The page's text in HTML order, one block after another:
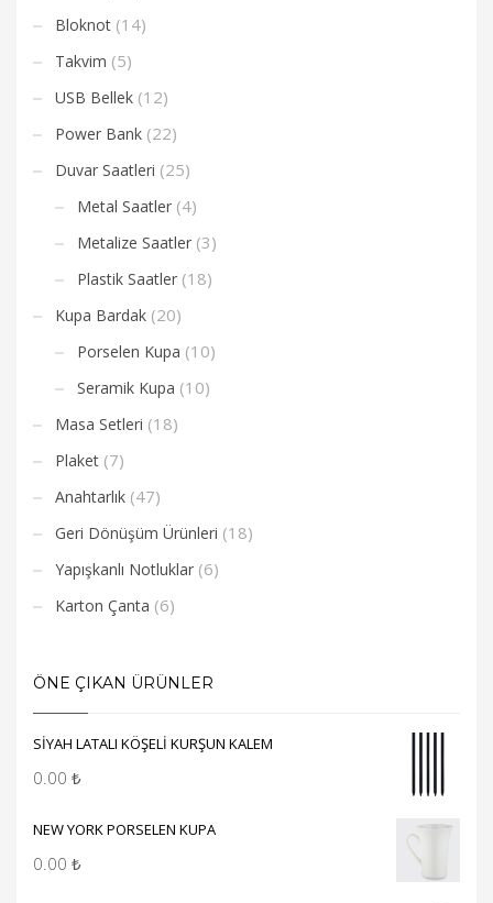
Bloknot (14)
Takvim (5)
USB Bellek (12)
Power Bank (22)
Duvar Saatleri (25)
Metal Saatler (4)
Metalize Saatler (3)
Plastik Saatler (18)
Kupa Bardak (20)
Porselen Kupa (10)
Seramik Kupa (10)
Masa Setleri (18)
Plaket (7)
Anahtarlık (47)
Geri Dönüşüm Ürünleri (18)
Yapışkanlı Notluklar (6)
Karton Çanta (6)
ÖNE ÇIKAN ÜRÜNLER
SİYAH LATALI KÖŞELİ KURŞUN KALEM
0.00 ₺
NEW YORK PORSELEN KUPA
0.00 ₺